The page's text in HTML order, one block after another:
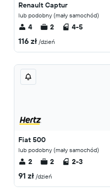
Renault Captur
lub podobny (mały samochód)
4 2 4-5
116 zł /dzień
Fiat 500
lub podobny (mały samochód)
2 2 2-3
91 zł /dzień